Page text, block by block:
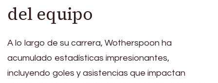
del equipo
A lo largo de su carrera, Wotherspoon ha
acumulado estadísticas impresionantes,
incluyendo goles y asistencias que impactan